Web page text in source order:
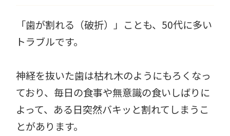
「歯が割れる（破折）」ことも、50代に多い
トラブルです。
神経を抜いた歯は枯れ木のようにもろくなっ
ており、毎日の食事や無意識の食いしばりに
よって、ある日突然バキッと割れてしまうこ
とがあります。